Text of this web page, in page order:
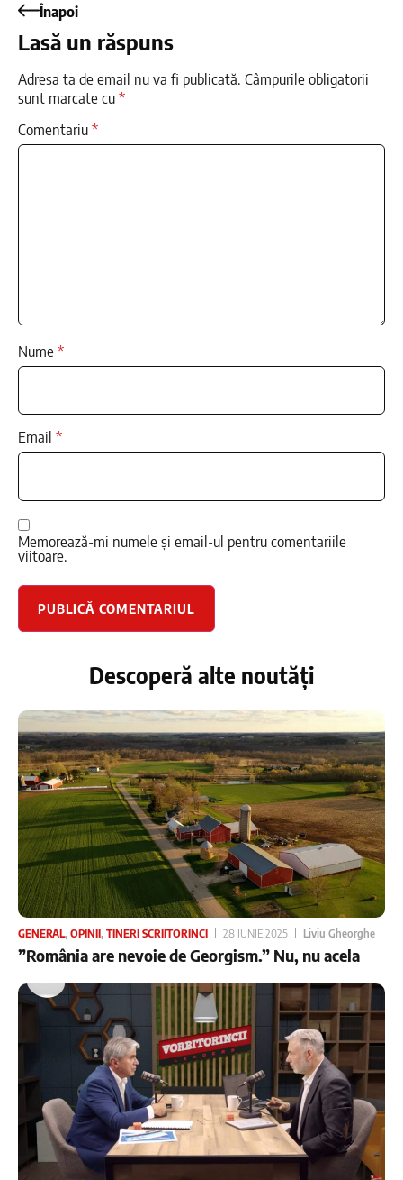
Înapoi
Lasă un răspuns
Adresa ta de email nu va fi publicată. Câmpurile obligatorii
sunt marcate cu*
Comentariu*
Nume*
Email *
Memorează-mi numele și email-ul pentru comentariile
viitoare.
Descoperă alte noutăți
GENERAL, OPINII, TINERI SCRIITORINCI 28 IUNIE 2025 Liviu Gheorghe
”România are nevoie de Georgism.” Nu, nu acela